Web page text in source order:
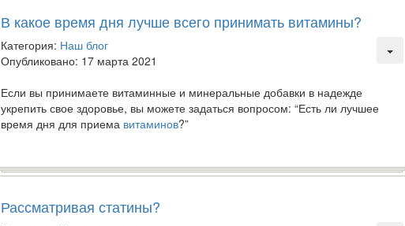
В какое время дня лучше всего принимать витамины?
Категория: Наш блог
Опубликовано: 17 марта 2021
Если вы принимаете витаминные и минеральные добавки в надежде
укрепить свое здоровье, вы можете задаться вопросом: “Есть ли лучшее
время дня для приема витаминов?”
Рассматривая статины?